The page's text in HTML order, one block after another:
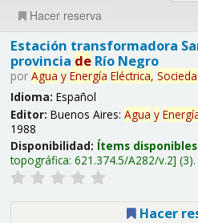
Hacer reserva
Estación transformadora
provincia deRío Negro
por Agua y Energía Eléctrica,
Idioma: Español
Editor: Buenos Aires: Agua y
1988
Disponibilidad: Ítems
topográfica: 621.374.5/A282/v.2 (3).
Hacer